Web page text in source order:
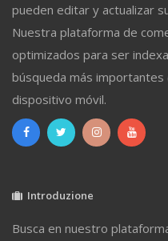
pueden editar y actualizar
Nuestra plataforma de
optimizados para ser
búsqueda más
dispositivo móvil.
Introduzione
Busca en nuestro